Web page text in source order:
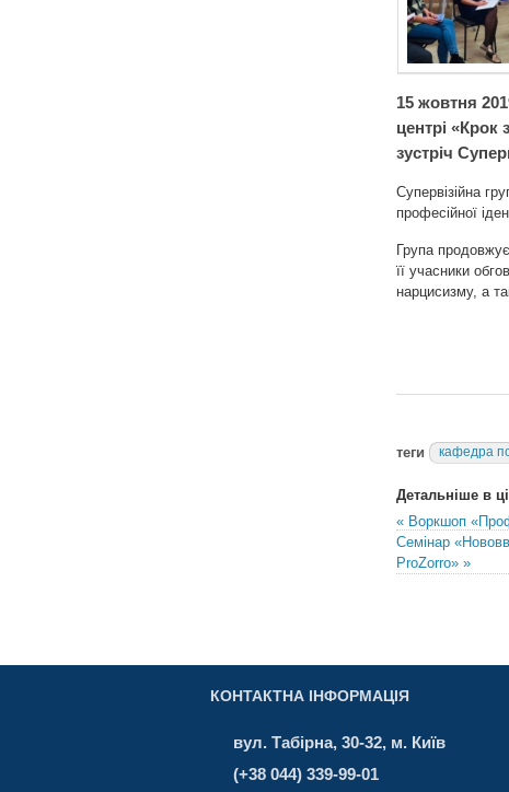
15 жовтня
центрі
зустріч
Супервізійна
професійної
Група
її учасники
нарцисизму, а
теги кафедра
Детальніше в
« Воркшоп
Семінар
ProZorro» »
КОНТАКТНА ІНФОРМАЦІЯ
вул. Табірна, 30-32, м. Київ
(+38 044) 339-99-01